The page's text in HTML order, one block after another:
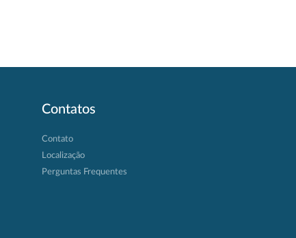
Contatos
Contato
Localização
Perguntas Frequentes